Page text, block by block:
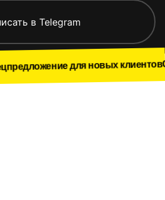
в Telegram
для новых клиентов